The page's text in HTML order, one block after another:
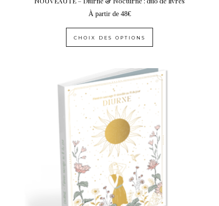
À partir de 48€
CHOIX DES OPTIONS